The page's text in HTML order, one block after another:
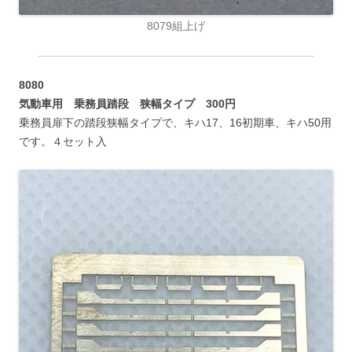
8079組上げ
8080
気動車用 乗務員踏段 狭幅タイプ 300円
乗務員扉下の踏段狭幅タイプで、キハ17、16初期車、キハ50用
です。４セット入